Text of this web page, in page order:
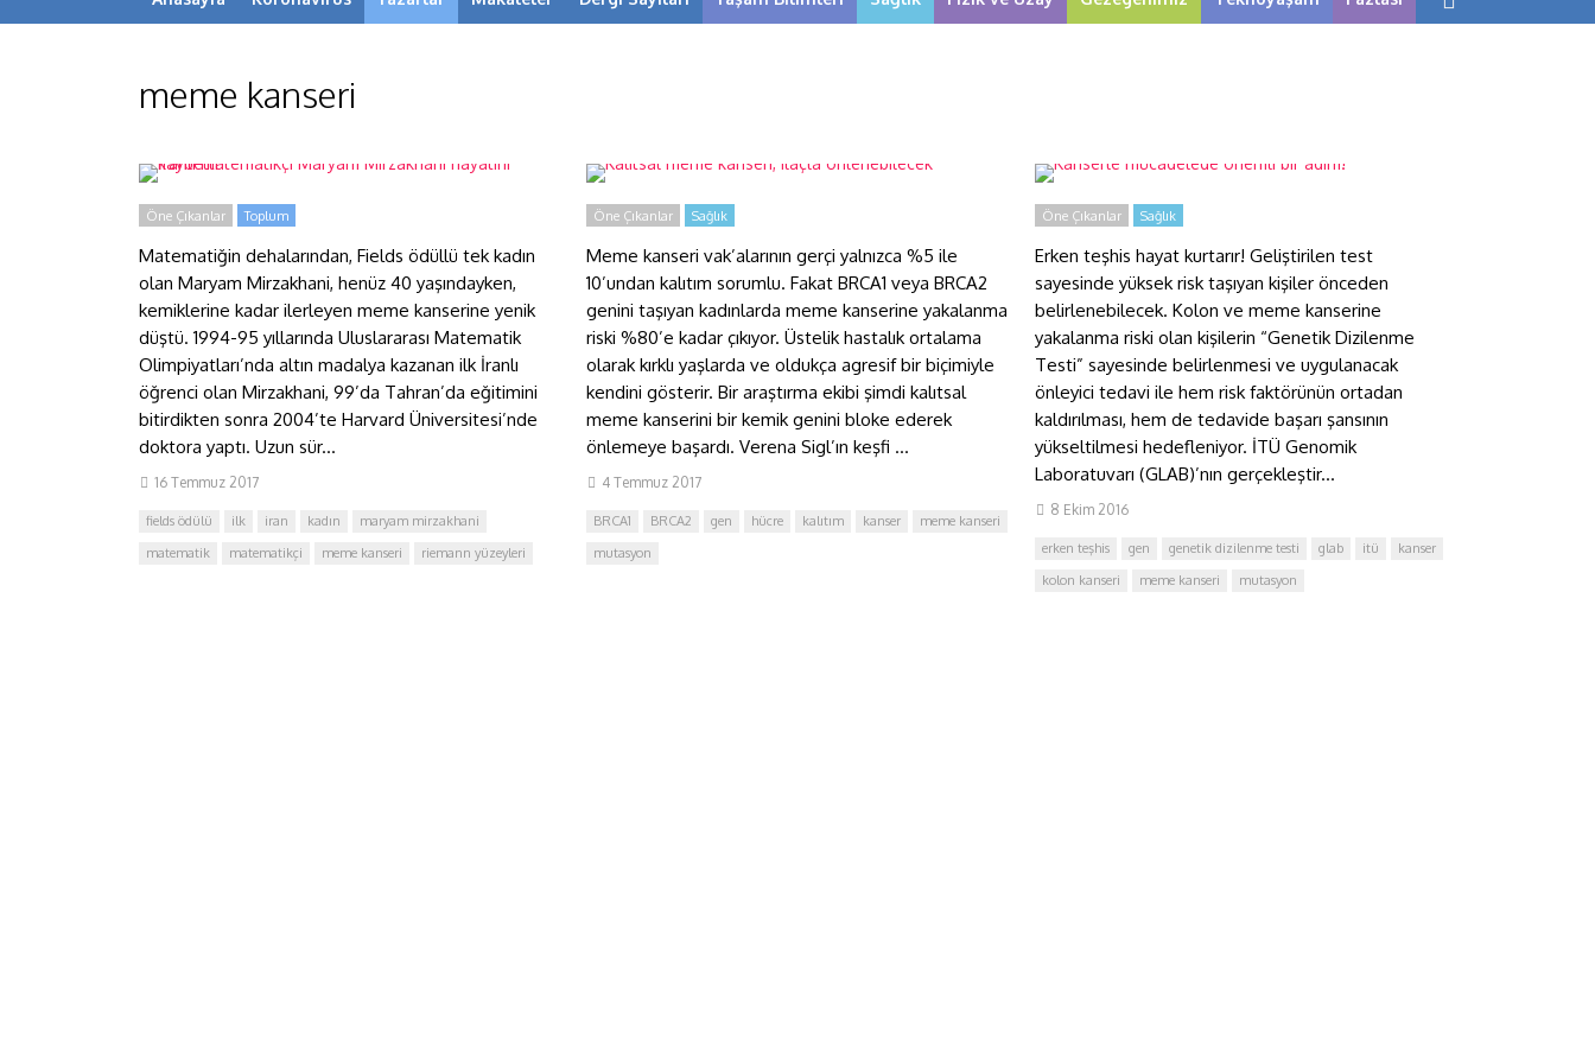
meme kanseri
İranlı matematikçi Maryam
Öne Çıkanlar Toplum
Matematiğin dehalarından, Fields ödüllü tek kadın
olan Maryam Mirzakhani, henüz 40 yaşındayken,
kemiklerine kadar ilerleyen meme kanserine yenik
düştü. 1994-95 yıllarında Uluslararası Matematik
Olimpiyatları’nda altın madalya kazanan ilk İranlı
öğrenci olan Mirzakhani, 99’da Tahran’da eğitimini
bitirdikten sonra 2004’te Harvard Üniversitesi’nde
doktora yaptı. Uzun sür...
16 Temmuz 2017
fields ödülü ilk iran kadın
maryam mirzakhani
matematik
matematikçi meme kanseri riemann yüzeyleri
Öne Çıkanlar Sağlık
Meme kanseri vak’alarının gerçi yalnızca %5 ile
10’undan kalıtım sorumlu. Fakat BRCA1 veya BRCA2
genini taşıyan kadınlarda meme kanserine yakalanma
riski %80’e kadar çıkıyor. Üstelik hastalık ortalama
olarak kırklı yaşlarda ve oldukça agresif bir biçimiyle
kendini gösterir. Bir araştırma ekibi şimdi kalıtsal
meme kanserini bir kemik genini bloke ederek
önlemeye başardı. Verena Sigl’ın keşfi ...
4 Temmuz 2017
BRCA1 BRCA2 gen hücre kalıtım kanser
meme kanseri
mutasyon
Öne Çıkanlar Sağlık
Erken teşhis hayat kurtarır! Geliştirilen test
sayesinde yüksek risk taşıyan kişiler önceden
belirlenebilecek. Kolon ve meme kanserine
yakalanma riski olan kişilerin “Genetik Dizilenme
Testi” sayesinde belirlenmesi ve uygulanacak
önleyici tedavi ile hem risk faktörünün ortadan
kaldırılması, hem de tedavide başarı şansının
yükseltilmesi hedefleniyor. İTÜ Genomik
Laboratuvarı (GLAB)’nın gerçekleştir...
8 Ekim 2016
erken teşhis gen genetik dizilenme testi glab itü
kanser
kolon kanseri
meme kanseri mutasyon